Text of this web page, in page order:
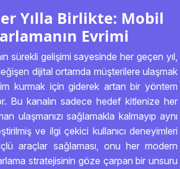
Yılla Birlikte: Mobil
Evrimi
sürekli gelişimi sayesinde her geçen yıl,
dijital ortamda müşterilere ulaşmak
kurmak için giderek artan bir yöntem
Bu kanalın sadece hedef kitlenize her
ulaşmanızı sağlamakla kalmayıp aynı
ve ilgi çekici kullanıcı deneyimleri
araçlar sağlaması, onu her modern
stratejisinin göze çarpan bir unsuru